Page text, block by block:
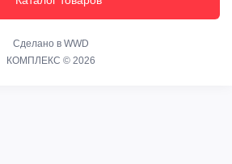
Сделано в WWD
КОМПЛЕКС © 2026